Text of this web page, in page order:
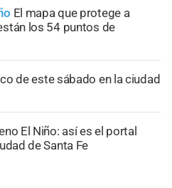
El mapa que protege a
los 54 puntos de
de este sábado en la ciudad
El Niño: así es el portal
de Santa Fe